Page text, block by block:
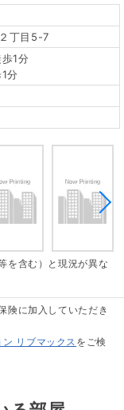
丁目5-7
1分
分
を含む）と現況が異な
険に加入していただき
リブマックス をご検